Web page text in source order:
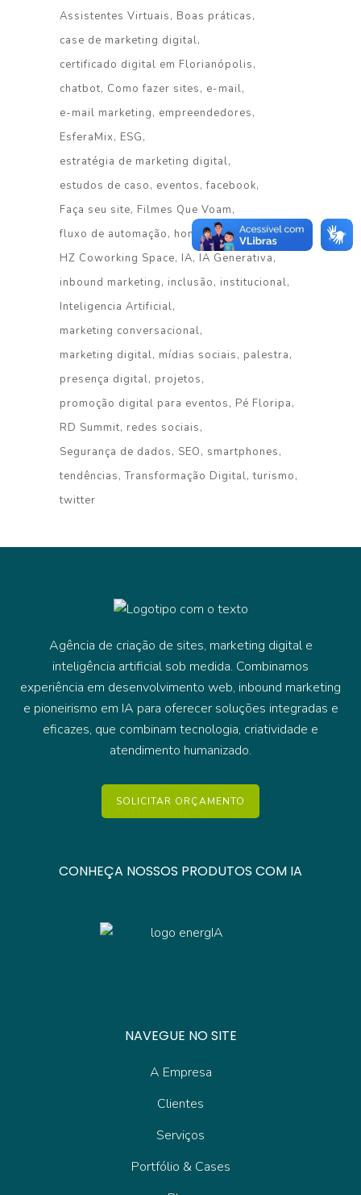
Assistentes Virtuais
Boas práticas
case de marketing digital
certificado digital em Florianópolis
chatbot Como fazer sites
e-mail
e-mail marketing
empreendedores
EsferaMix
ESG
estratégia de marketing digital
estudos de caso
eventos facebook
Faça seu site Filmes Que Voam
fluxo de automação
homenagem
HZ Coworking Space IA IA Generativa
inbound marketing
inclusão
institucional
Inteligencia Artificial
marketing conversacional
marketing digital mídias sociais
palestra
presença digital projetos
promoção digital para eventos
Pé Floripa
RD Summit redes sociais
Segurança de dados
SEO
smartphones
tendências Transformação Digital turismo
twitter
Agência de criação de sites, marketing digital e
inteligência artificial sob medida. Combinamos
experiência em desenvolvimento web, inbound marketing
e pioneirismo em IA para oferecer soluções integradas e
eficazes, que combinam tecnologia, criatividade e
atendimento humanizado.
SOLICITAR ORÇAMENTO
CONHEÇA NOSSOS PRODUTOS COM IA
NAVEGUE NO SITE
A Empresa
Clientes
Serviços
Portfólio & Cases